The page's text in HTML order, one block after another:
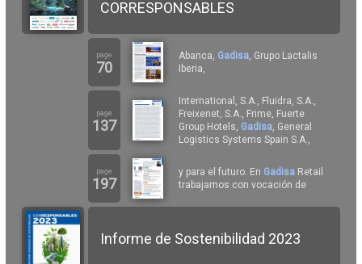
CORRESPONSABLES
page
70
Abanca, Gadisa, Grupo Lactalis
Iberia,
page
137
International, S.A., Fluidra, S.A.,
Freixenet, S.A., Frime, Fuerte
Group Hotels, Gadisa, General
Logistics Systems Spain S.A.,
page
197
y para el futuro. En Gadisa Retail
trabajamos con vocación de
Informe de Sostenibilidad 2023